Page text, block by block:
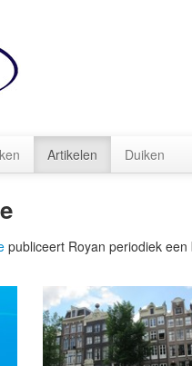
Artikelen Duiken
publiceert Royan periodiek